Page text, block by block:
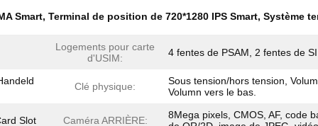
Smart, Terminal de position de 720*1280 IPS Smart, Système
Logements pour carte
d'USIM:
4 fentes de PSAM, 2 fentes de
Clé physique:
Sous tension/hors tension,
Volumn vers le bas.
Slot Caméra ARRIÈRE:
8Mega pixels, CMOS, AF, code